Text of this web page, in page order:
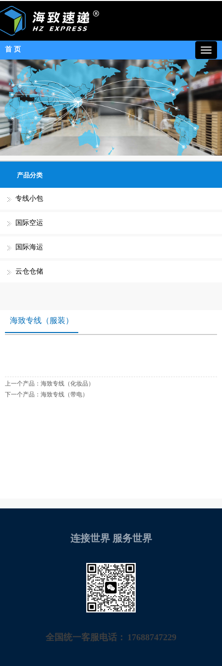
首 页
产品分类
专线小包
国际空运
国际海运
云仓仓储
海致专线（服装）
上一个产品： 海致专线（化妆品）
下一个产品： 海致专线（带电）
连接世界 服务世界
全国统一客服电话： 17688747229